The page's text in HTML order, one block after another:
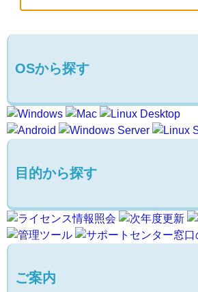
OSから探す
目的から探す
ご案内